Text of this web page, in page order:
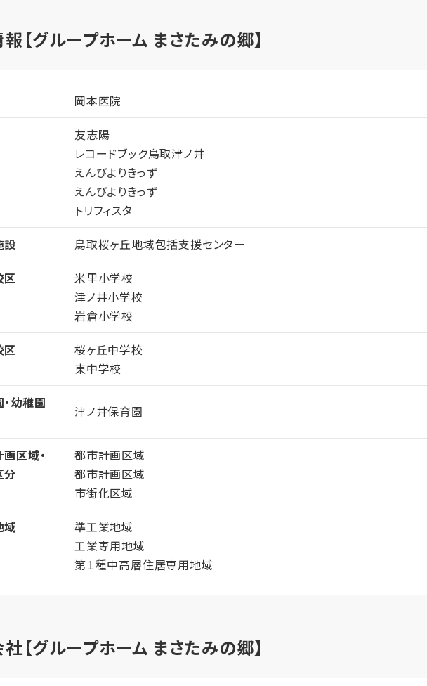
【グループホーム まさたみの郷】
岡本医院
友志陽
レコードブック鳥取津ノ井
えんびよりきっず
えんびよりきっず
トリフィスタ
設
鳥取桜ヶ丘地域包括支援センター
区
米里小学校
津ノ井小学校
岩倉小学校
区
桜ヶ丘中学校
東中学校
幼稚園
津ノ井保育園
区域・
分
都市計画区域
都市計画区域
市街化区域
域
準工業地域
工業専用地域
第１種中高層住居専用地域
【グループホーム まさたみの郷】